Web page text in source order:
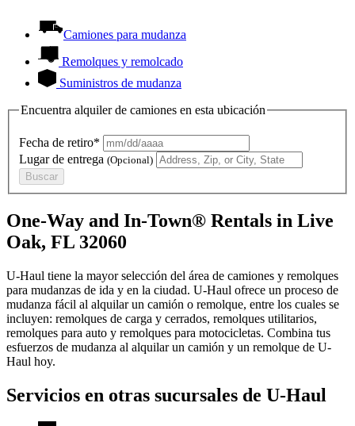
Camiones para mudanza
Remolques y remolcado
Suministros de mudanza
Encuentra alquiler de camiones en esta ubicación
Fecha de retiro*
Lugar de entrega (Opcional)
Buscar
One-Way and In-Town® Rentals in Live
Oak, FL 32060
U-Haul tiene la mayor selección del área de camiones y remolques
para mudanzas de ida y en la ciudad. U-Haul ofrece un proceso de
mudanza fácil al alquilar un camión o remolque, entre los cuales se
incluyen: remolques de carga y cerrados, remolques utilitarios,
remolques para auto y remolques para motocicletas. Combina tus
esfuerzos de mudanza al alquilar un camión y un remolque de U-
Haul hoy.
Servicios en otras sucursales de U-Haul